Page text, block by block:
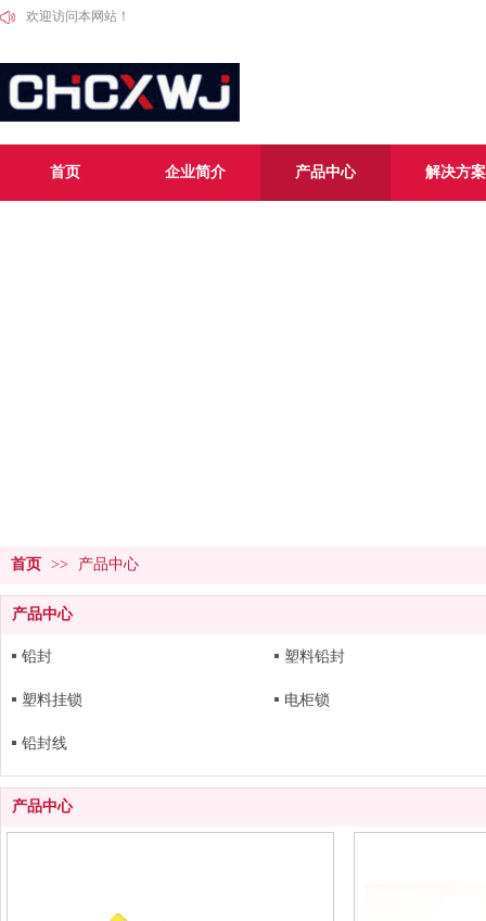
欢迎访问本网站！
首页 企业简介 产品中心 解决方案
首页 >> 产品中心
产品中心
铅封 塑料铅封
塑料挂锁 电柜锁
铅封线
产品中心